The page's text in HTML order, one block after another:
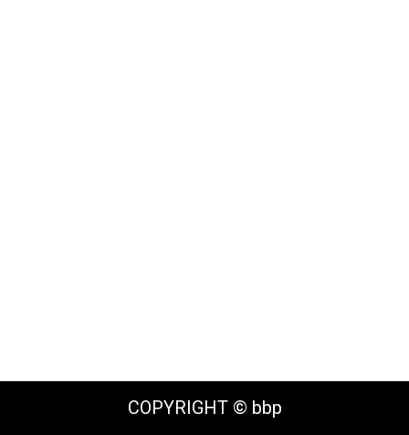
COPYRIGHT © bbp